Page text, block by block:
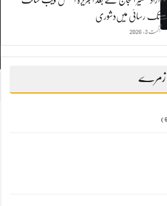
تک رسائی میں‌دشوری
اگست 3, 2026
زمرے